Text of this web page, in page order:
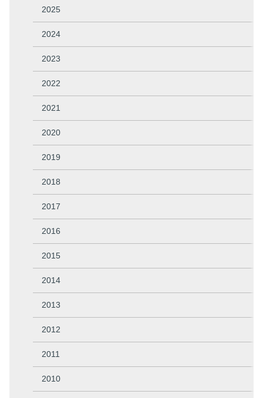
2025
2024
2023
2022
2021
2020
2019
2018
2017
2016
2015
2014
2013
2012
2011
2010